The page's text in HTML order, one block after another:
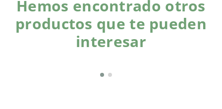
Hemos encontrado otros
productos que te pueden
interesar